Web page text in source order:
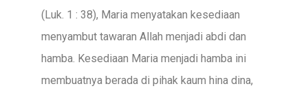
(Luk. 1 : 38), Maria menyatakan kesediaan
menyambut tawaran Allah menjadi abdi dan
hamba. Kesediaan Maria menjadi hamba ini
membuatnya berada di pihak kaum hina dina,